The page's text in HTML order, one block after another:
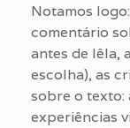
Notamos
comentário
antes de lêla,
escolha), as
sobre o texto:
experiências